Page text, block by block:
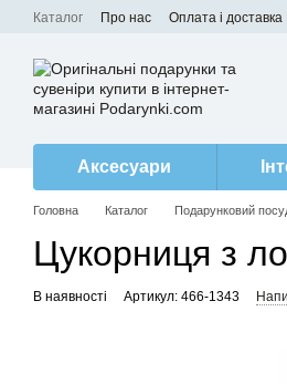
Перейти до основного контенту
Каталог Про нас Оплата і доставка
Аксесуари
Головна Каталог Подарунковий
Цукорниця з
В наявності Артикул: 466-1343